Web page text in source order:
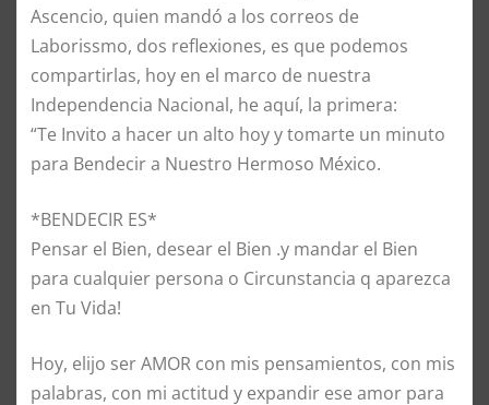
Ascencio, quien mandó a los correos de
Laborissmo, dos reflexiones, es que podemos
compartirlas, hoy en el marco de nuestra
Independencia Nacional, he aquí, la primera:
“Te Invito a hacer un alto hoy y tomarte un minuto
para Bendecir a Nuestro Hermoso México.
*BENDECIR ES*
Pensar el Bien, desear el Bien .y mandar el Bien
para cualquier persona o Circunstancia q aparezca
en Tu Vida!
Hoy, elijo ser AMOR con mis pensamientos, con mis
palabras, con mi actitud y expandir ese amor para